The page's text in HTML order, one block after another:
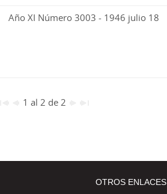
Año XI Número 3003 - 1946 julio 18
1 al 2 de 2
OTROS ENLACES